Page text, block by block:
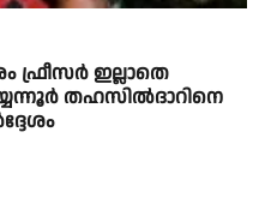
ഫ്രീസർ ഇല്ലാതെ
തഹസിൽദാറിനെ